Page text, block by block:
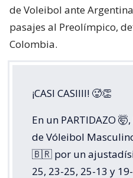
de Voleibol ante
pasajes al Preolímpico,
Colombia.
¡CASI CASIIII! 🥵👏
En un PARTIDAZO
de Vóleibol
🇧🇷 por un
25, 23-25, 25-13 y